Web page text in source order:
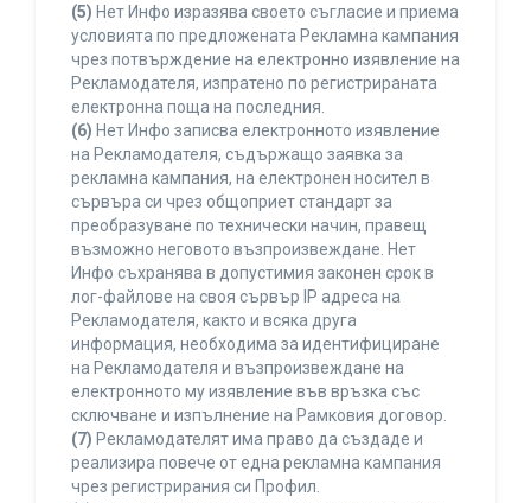
(5) Нет Инфо изразява своето съгласие и приема
условията по предложената Рекламна кампания
чрез потвърждение на електронно изявление на
Рекламодателя, изпратено по регистрираната
електронна поща на последния.
(6) Нет Инфо записва електронното изявление
на Рекламодателя, съдържащо заявка за
рекламна кампания, на електронен носител в
сървъра си чрез общоприет стандарт за
преобразуване по технически начин, правещ
възможно неговото възпроизвеждане. Нет
Инфо съхранява в допустимия законен срок в
лог-файлове на своя сървър IP адреса на
Рекламодателя, както и всяка друга
информация, необходима за идентифициране
на Рекламодателя и възпроизвеждане на
електронното му изявление във връзка със
сключване и изпълнение на Рамковия договор.
(7) Рекламодателят има право да създаде и
реализира повече от една рекламна кампания
чрез регистрирания си Профил.